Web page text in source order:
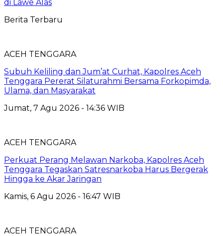
di Lawe Alas
Berita Terbaru
ACEH TENGGARA
Subuh Keliling dan Jum’at Curhat, Kapolres Aceh
Tenggara Pererat Silaturahmi Bersama Forkopimda,
Ulama, dan Masyarakat
Jumat, 7 Agu 2026 - 14:36 WIB
ACEH TENGGARA
Perkuat Perang Melawan Narkoba, Kapolres Aceh
Tenggara Tegaskan Satresnarkoba Harus Bergerak
Hingga ke Akar Jaringan
Kamis, 6 Agu 2026 - 16:47 WIB
ACEH TENGGARA